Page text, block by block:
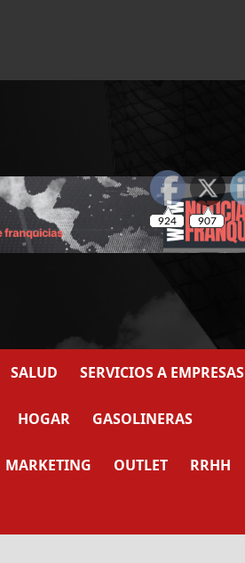
SALUD SERVICIOS A EMPRESAS
HOGAR GASOLINERAS
MARKETING OUTLET RRHH
924 907